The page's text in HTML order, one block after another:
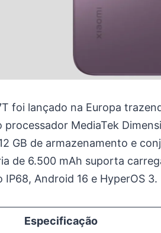
foi lançado na Europa
processador MediaTek
GB de armazenamento e
de 6.500 mAh suporta
Android 16 e HyperOS 3.
Especificação